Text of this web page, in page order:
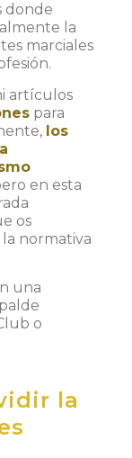
donde
la
marciales
artículos
para
los
en esta
os
normativa
una
o
la